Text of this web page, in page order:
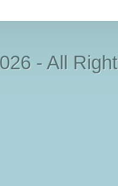
- All